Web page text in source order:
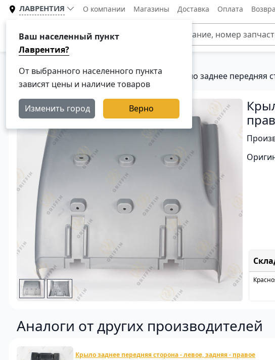
ЛАВРЕНТИЯ
Ваш населенный пункт
Лаврентия?
От выбранного населенного пункта
зависят цены и наличие товаров
Изменить город Верно
О компании Магазины Доставка Оплата
Каталог
Главная Каталог Кузовные детали Крыло заднее передняя
Аналоги от других производителей
Крыло заднее передняя сторона - левое, задняя - правое